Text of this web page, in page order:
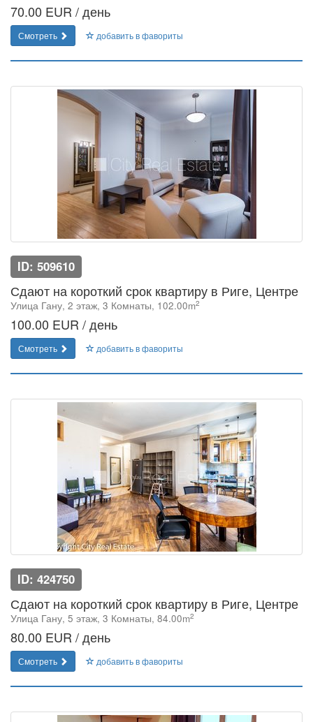
70.00 EUR / день
Смотреть добавить в фавориты
ID: 509610
Сдают на короткий срок квартиру в Риге, Центре
Улица Гану, 2 этаж, 3 Комнаты, 102.00m2
100.00 EUR / день
Смотреть добавить в фавориты
ID: 424750
Сдают на короткий срок квартиру в Риге, Центре
Улица Гану, 5 этаж, 3 Комнаты, 84.00m2
80.00 EUR / день
Смотреть добавить в фавориты